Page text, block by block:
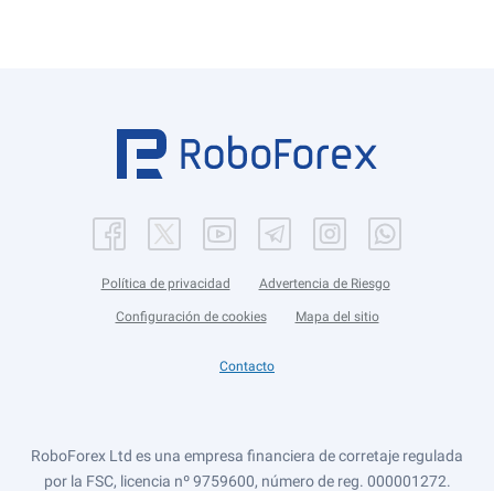
Política de privacidad Advertencia de Riesgo
Configuración de cookies Mapa del sitio
Contacto
RoboForex Ltd es una empresa financiera de corretaje regulada
por la FSC, licencia nº 9759600, número de reg. 000001272.